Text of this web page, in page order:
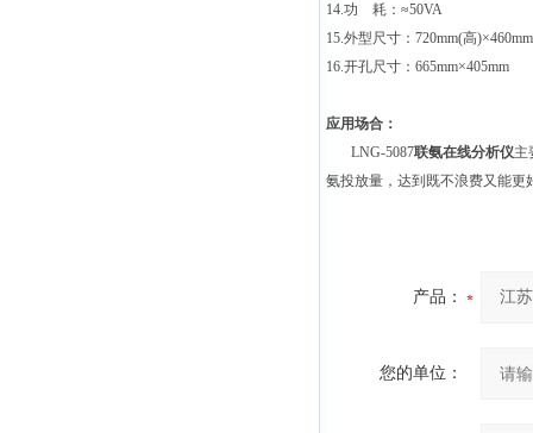
14.功 耗：≈50VA
15.外型尺寸：720mm(高
16.开孔尺寸：665mm×405mm
应用场合：
LNG-5087联氨在线分析仪主
氨投放量，达到既不浪费又能更
产品：
您的单位：